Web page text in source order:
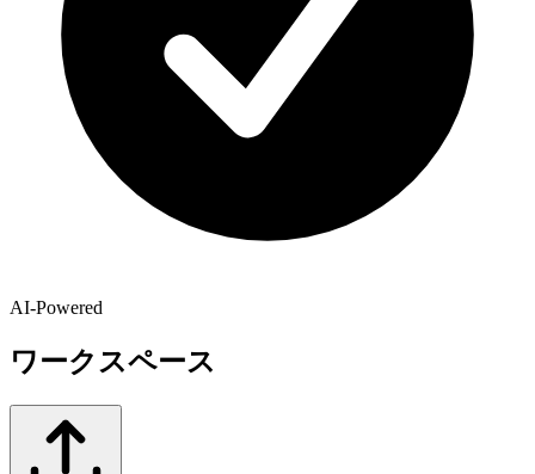
AI-Powered
ワークスペース